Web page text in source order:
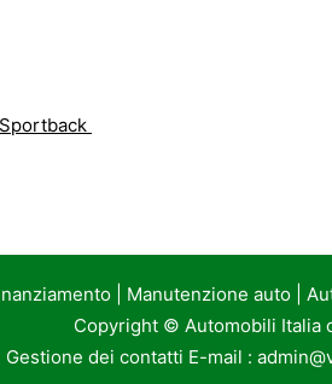
| Manutenzione auto|
Copyright © Automobili Italia
Gestione dei contatti E-mail :